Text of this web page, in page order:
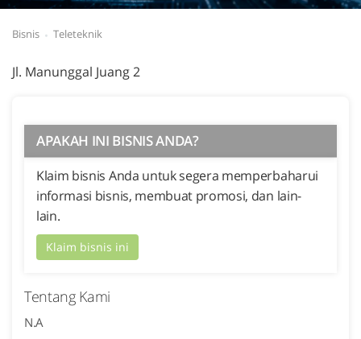
Bisnis Teleteknik
Jl. Manunggal Juang 2
APAKAH INI BISNIS ANDA?
Klaim bisnis Anda untuk segera memperbaharui
informasi bisnis, membuat promosi, dan lain-
lain.
Klaim bisnis ini
Tentang Kami
N.A